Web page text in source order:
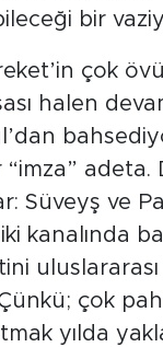
bir
çok
halen
adeta.
Süveyş ve
kanalında
çok
yılda